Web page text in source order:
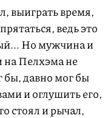
выиграть время,
ведь это
Но мужчина и
на Пелхэма не
бы, давно мог бы
и оглушить его,
стоял и рычал,